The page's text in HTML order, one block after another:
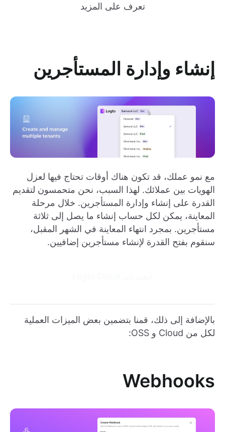
تعرف على المزيد
إنشاء وإدارة المستأجرين
مع نمو عملك، قد تكون هناك أوقات تحتاج فيها لعزل
الهويات بين عملائك. لهذا السبب، نحن متحمسون لتقديم
القدرة على إنشاء وإدارة المستأجرين. خلال مرحلة
المعاينة، يمكن لكل حساب إنشاء ما يصل إلى ثلاثة
مستأجرين. بمجرد انتهاء المعاينة في الشهر المقبل،
سنقوم بفتح القدرة لإنشاء مستأجرين إضافيين.
بالإضافة إلى ذلك، قمنا بتضمين بعض الميزات العملية
لكل من Cloud و OSS:
Webhooks